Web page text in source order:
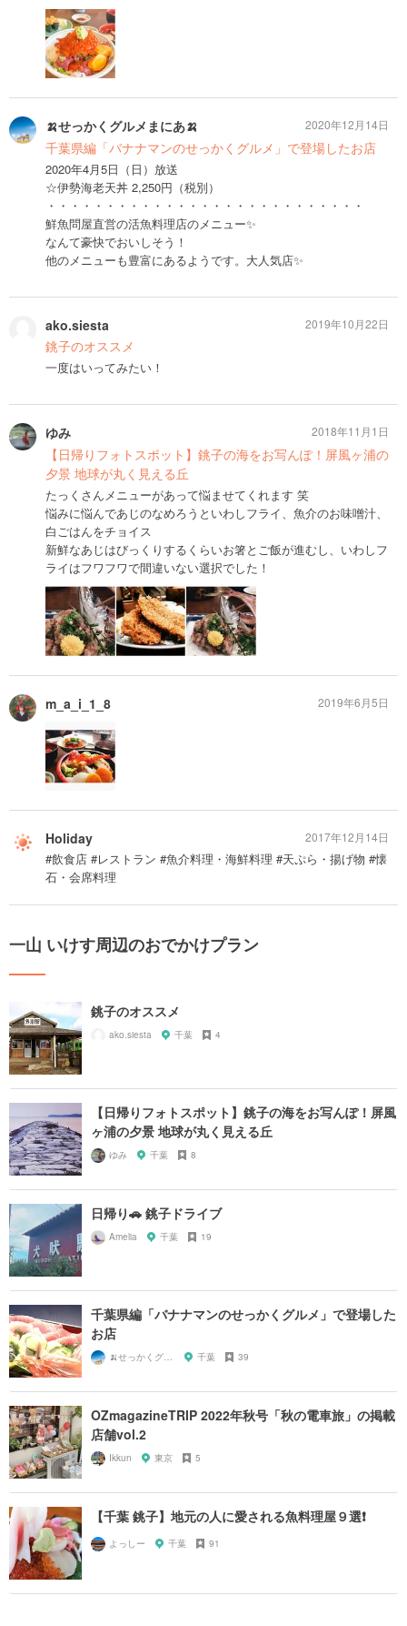
🍌せっかくグルメまにあ🍌
千葉県編「バナナマンのせっかくグルメ」で登場したお店
2020年4月5日（日）放送
☆伊勢海老天丼 2,250円（税別）
・・・・・・・・・・・・・・・・・・・・・・・・・・・
鮮魚問屋直営の活魚料理店のメニュー✨
なんて豪快でおいしそう！
他のメニューも豊富にあるようです。大人気店✨
2020年12月14日
ako.siesta
銚子のオススメ
一度はいってみたい！
2019年10月22日
ゆみ
【日帰りフォトスポット】銚子の海をお写んぽ！屏風ヶ浦の
夕景 地球が丸く見える丘
たっくさんメニューがあって悩ませてくれます 笑
悩みに悩んであじのなめろうといわしフライ、魚介のお味噌汁、
白ごはんをチョイス
新鮮なあじはびっくりするくらいお箸とご飯が進むし、いわしフ
ライはフワフワで間違いない選択でした！
2018年11月1日
m_a_i_1_8 2019年6月5日
Holiday
#飲食店 #レストラン #魚介料理・海鮮料理 #天ぷら・揚げ物 #懐
石・会席料理
2017年12月14日
一山 いけす周辺のおでかけプラン
銚子のオススメ
ako.siesta 千葉 4
【日帰りフォトスポット】銚子の海をお写んぽ！屏風
ヶ浦の夕景 地球が丸く見える丘
ゆみ 千葉 8
日帰り🚗 銚子ドライブ
Amelia 千葉 19
千葉県編「バナナマンのせっかくグルメ」で登場した
お店
🍌せっかくグルメまにあ🍌 千葉 39
OZmagazineTRIP 2022年秋号「秋の電車旅」の掲載
店舗vol.2
Ikkun 東京 5
【千葉 銚子】地元の人に愛される魚料理屋９選❗️
よっしー 千葉 91